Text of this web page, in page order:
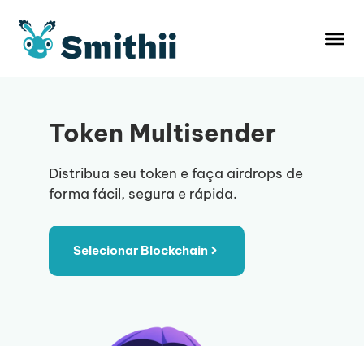
para
Token Multisender
Distribua seu token e faça airdrops de
forma fácil, segura e rápida.
Selecionar Blockchain